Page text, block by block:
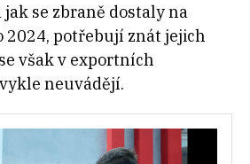
se zbraně dostaly na
2024, potřebují znát jejich
však v exportních
neuvádějí.